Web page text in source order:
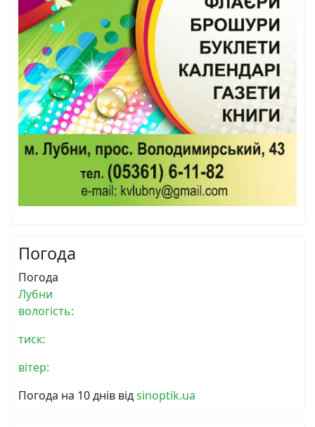
Погода
Погода
Лубни
вологість:
тиск:
вітер:
Погода на 10 днів відsinoptik.ua